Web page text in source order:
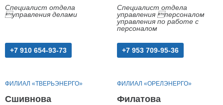
Специалист отдела
управления делами
+7 910 654-93-73
Специалист отдела
управления персоналом
управления по работе с
персоналом
+7 953 709-95-36
ФИЛИАЛ «ТВЕРЬЭНЕРГО»
Сшивнова
ФИЛИАЛ «ОРЕЛЭНЕРГО»
Филатова